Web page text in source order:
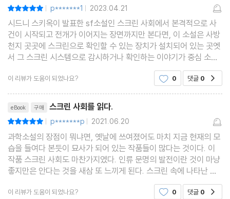
| p*******1 | 2023.04.21
시드니 스키옥이 발표한 sf소설인 스크린 사회에서 본격적으로 사
건이 시작되고 전개가 이어지는 장면까지만 본다면, 이 소설은 사방
천지 곳곳에 스크린으로 확인할 수 있는 장치가 설치되어 있는 곳엣
서 그 스크린 시스템으로 감시하거나 확인하는 이야기가 중심 소재
라고 생각하게 될지도 모르겠습니다. 그리고 이 소설은 그게 핵심 스
토리인 것처럼 전개되다가, 결말에서 그 이상의
이 리뷰가 도움이 되었나요? 0 댓글 0
eBook 구매 스크린 사회를 읽다.
| p*******p | 2021.06.20
과학소설의 장점이 뭐냐면, 옛날에 쓰여졌어도 마치 지금 현재의 모
습을 들여다 본듯이 묘사가 되어 있는 작품들이 많다는 것이다. 이
작품 스크린 사회도 마찬가지였다. 인류 문명의 발전이란 것이 마냥
좋지만은 안다는 것을 새삼 또 느끼게 된다. 스크린 속에 나타난 젊
은 남자의 모습. 스크린 속 남녀가 키스하려던 찰나에 모습은 사라진
다. 엄마는 캐트린에게 빨리 결혼을 하라고 종
이 리뷰가 도움이 되었나요? 0 댓글 0